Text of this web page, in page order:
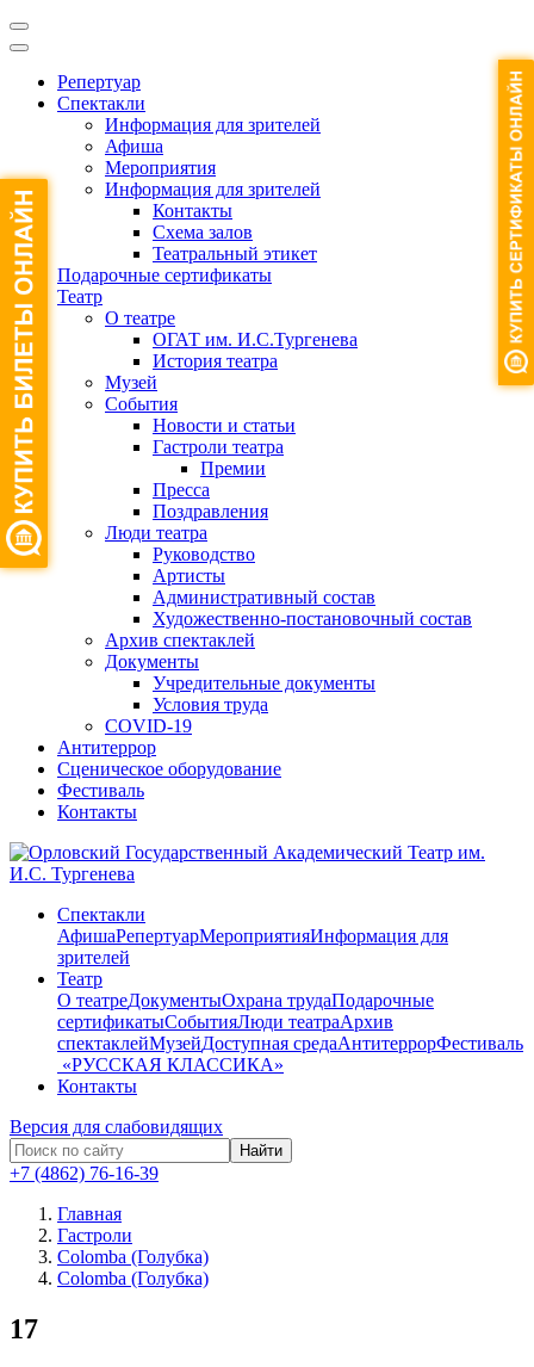
Репертуар
Спектакли
Информация для зрителей
Афиша
Мероприятия
Информация для зрителей
Контакты
Схема залов
Театральный этикет
Подарочные сертификаты
Театр
О театре
ОГАТ им. И.С.Тургенева
История театра
Музей
События
Новости и статьи
Гастроли театра
Премии
Пресса
Поздравления
Люди театра
Руководство
Артисты
Административный состав
Художественно-постановочный состав
Архив спектаклей
Документы
Учредительные документы
Условия труда
COVID-19
Антитеррор
Сценическое оборудование
Фестиваль
Контакты
Спектакли
АфишаРепертуарМероприятияИнформация для
зрителей
Театр
О театреДокументыОхрана трудаПодарочные
сертификатыСобытияЛюди театраАрхив
спектаклейМузейДоступная средаАнтитеррорФестиваль
​ «РУССКАЯ КЛАССИКА»
Контакты
Версия для слабовидящих
Найти
+7 (4862) 76-16-39
Главная
Гастроли
Colomba (Голубка)
Colomba (Голубка)
17